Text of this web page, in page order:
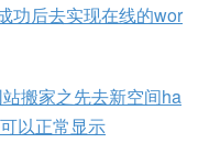
功后去实现在线的wor
站搬家之先去新空间ha
以正常显示